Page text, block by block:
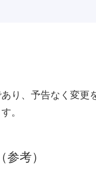
り、予告なく変更
。
考）